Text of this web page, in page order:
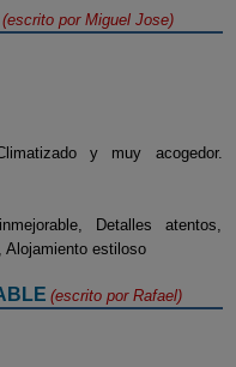
(escrito por Miguel Jose)
y muy acogedor.
Detalles atentos,
Alojamiento estiloso
(escrito por Rafael)